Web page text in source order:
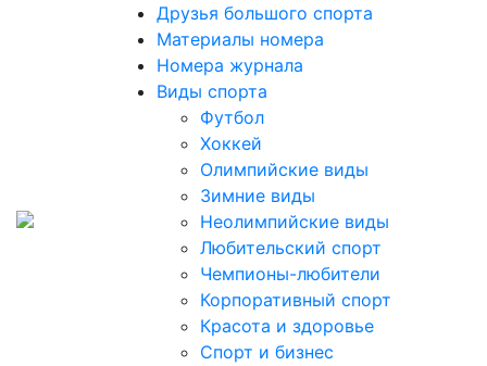
Друзья большого спорта
Материалы номера
Номера журнала
Виды спорта
Футбол
Хоккей
Олимпийские виды
Зимние виды
Неолимпийские виды
Любительский спорт
Чемпионы-любители
Корпоративный спорт
Красота и здоровье
Спорт и бизнес